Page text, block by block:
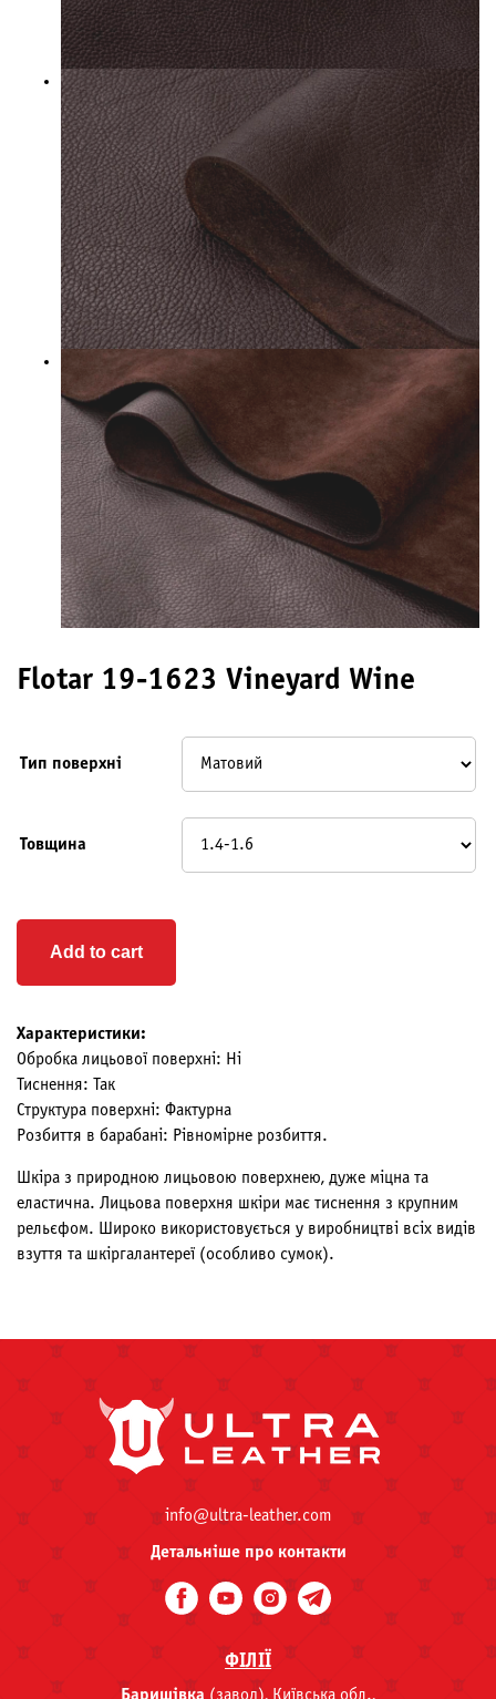
Flotar 19-1623 Vineyard Wine
Тип поверхні
Товщина
Add to cart
Характеристики:
Обробка лицьової поверхні: Ні
Тиснення: Так
Структура поверхні: Фактурна
Розбиття в барабані: Рівномірне розбиття.
Шкіра з природною лицьовою поверхнею, дуже міцна та
еластична. Лицьова поверхня шкіри має тиснення з крупним
рельєфом. Широко використовується у виробництві всіх видів
взуття та шкіргалантереї (особливо сумок).
info@ultra-leather.com
Детальніше про контакти
ФІЛІЇ
Баришівка (завод), Київська обл.,